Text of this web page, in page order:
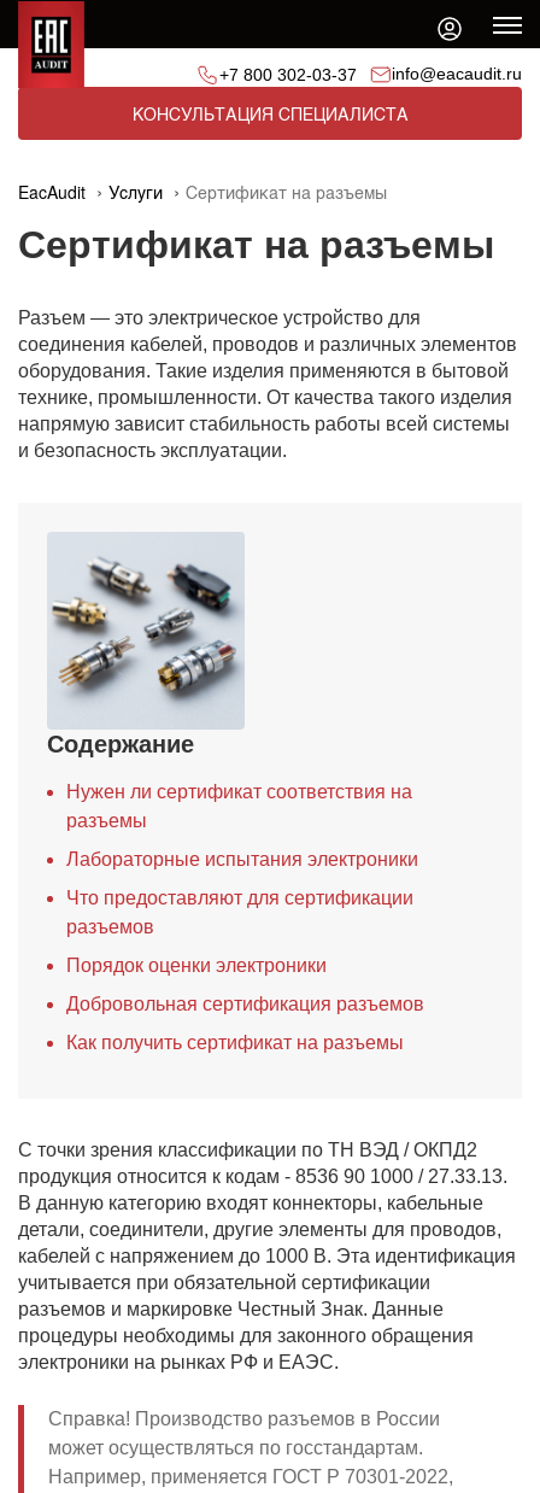
+7 800 302-03-37 info@eacaudit.ru
КОНСУЛЬТАЦИЯ СПЕЦИАЛИСТА
EacAudit Услуги Сертификат на разъемы
Сертификат на разъемы
Разъем — это электрическое устройство для
соединения кабелей, проводов и различных элементов
оборудования. Такие изделия применяются в бытовой
технике, промышленности. От качества такого изделия
напрямую зависит стабильность работы всей системы
и безопасность эксплуатации.
Содержание
Нужен ли сертификат соответствия на
разъемы
Лабораторные испытания электроники
Что предоставляют для сертификации
разъемов
Порядок оценки электроники
Добровольная сертификация разъемов
Как получить сертификат на разъемы
С точки зрения классификации по ТН ВЭД / ОКПД2
продукция относится к кодам - 8536 90 1000 / 27.33.13.
В данную категорию входят коннекторы, кабельные
детали, соединители, другие элементы для проводов,
кабелей с напряжением до 1000 В. Эта идентификация
учитывается при обязательной сертификации
разъемов и маркировке Честный Знак. Данные
процедуры необходимы для законного обращения
электроники на рынках РФ и ЕАЭС.
Справка! Производство разъемов в России
может осуществляться по госстандартам.
Например, применяется ГОСТ Р 70301-2022,